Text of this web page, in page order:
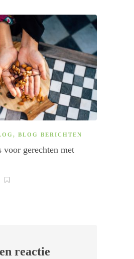
, BLOG BERICHTEN
gerechten met
reactie